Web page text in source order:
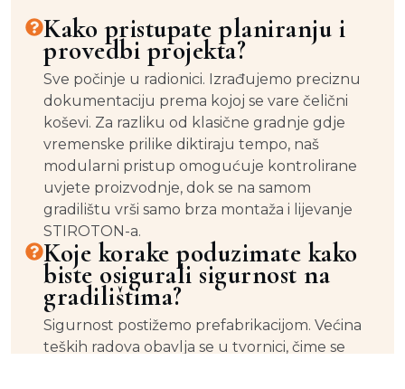
Kako pristupate planiranju i
provedbi projekta?
Sve počinje u radionici. Izrađujemo preciznu
dokumentaciju prema kojoj se vare čelični
koševi. Za razliku od klasične gradnje gdje
vremenske prilike diktiraju tempo, naš
modularni pristup omogućuje kontrolirane
uvjete proizvodnje, dok se na samom
gradilištu vrši samo brza montaža i lijevanje
STIROTON-a.
Koje korake poduzimate kako
biste osigurali sigurnost na
gradilištima?
Sigurnost postižemo prefabrikacijom. Većina
teških radova obavlja se u tvornici, čime se